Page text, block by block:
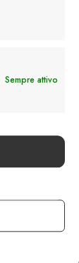
Sempre attivo